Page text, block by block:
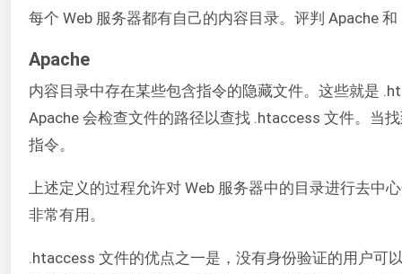
每个 Web 服务器都有自己的内容目录。评判 Apache
Apache
内容目录中存在某些包含指令的隐藏文件。这些就是
Apache 会检查文件的路径以查找 .htaccess 文件。当
指令。
上述定义的过程允许对 Web 服务器中的目录进行去中
非常有用。
.htaccess 文件的优点之一是，没有身份验证的用户可